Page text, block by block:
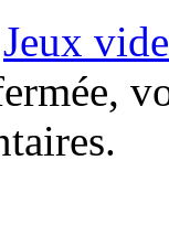
Jeux